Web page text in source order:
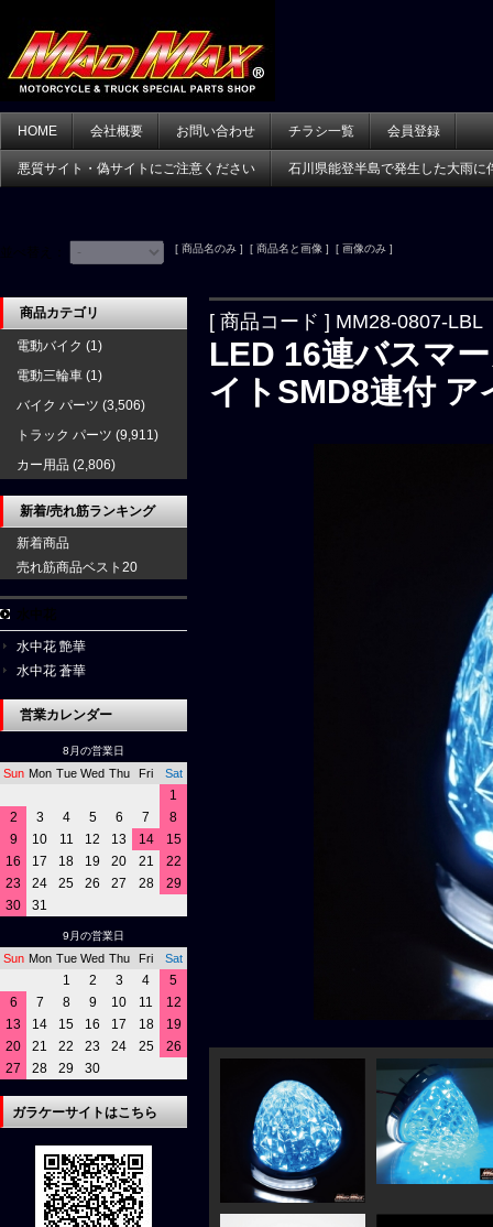
HOME 会社概要 お問い合わせ チラシ一覧 会員登録
悪質サイト・偽サイトにご注意ください 石川県能登半島で発生した大雨に
[ 商品名のみ ] [ 商品名と画像 ] [ 画像のみ ]
[ 商品コード ] MM28-0807-LBL
LED 16連バスマ
イトSMD8連付 ア
商品カテゴリ
電動バイク (1)
電動三輪車 (1)
バイク パーツ (3,506)
トラック パーツ (9,911)
カー用品 (2,806)
新着/売れ筋ランキング
新着商品
売れ筋商品ベスト20
水中花 艶華
水中花 蒼華
営業カレンダー
8月の営業日
Sun Mon Tue Wed Thu Fri Sat
1
2
3 4 5 6 7
8
9
10 11 12 13 14
15
16
17 18 19 20 21
22
23
24 25 26 27 28
29
30
31
9月の営業日
Sun Mon Tue Wed Thu Fri Sat
1 2 3 4
5
6
7 8 9 10 11
12
13
14 15 16 17 18
19
20
21 22 23 24 25
26
27
28 29 30
ガラケーサイトはこちら